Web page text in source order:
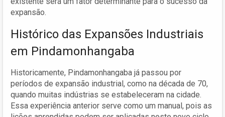
expansão.
Histórico das Expansões Industriais
em Pindamonhangaba
Historicamente, Pindamonhangaba já passou por
períodos de expansão industrial, como na década de 70,
quando muitas indústrias se estabeleceram na cidade.
Essa experiência anterior serve como um manual, pois as